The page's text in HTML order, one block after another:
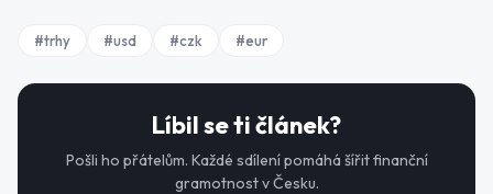
#trhy #usd #czk #eur
Líbil se ti článek?
Pošli ho přátelům. Každé sdílení pomáhá šířit finanční
gramotnost v Česku.